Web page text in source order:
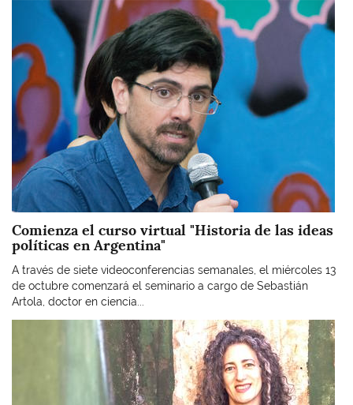
Imagen
Comienza el curso virtual "Historia de las ideas
políticas en Argentina"
A través de siete videoconferencias semanales, el miércoles 13
de octubre comenzará el seminario a cargo de Sebastián
Artola, doctor en ciencia...